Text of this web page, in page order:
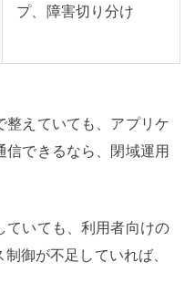
プ、障害切り分け
えていても、アプリケ
信できるなら、閉域運用
ていても、利用者向けの
御が不足していれば、